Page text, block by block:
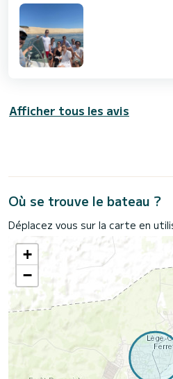
Afficher tous les avis
Où se trouve le bateau ?
Déplacez vous sur la carte en
+
−